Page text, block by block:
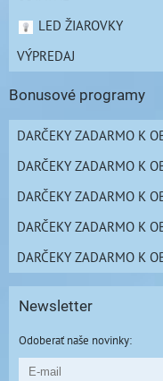
LED ŽIAROVKY
VÝPREDAJ
Bonusové programy
DARČEKY ZADARMO K
DARČEKY ZADARMO K
DARČEKY ZADARMO K
DARČEKY ZADARMO K
DARČEKY ZADARMO K
Newsletter
Odoberať naše novinky: